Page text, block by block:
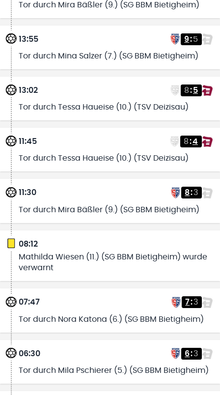
Tor durch Mira Bäßler (9.) (SG BBM Bietigheim)
13:55 9:5
Tor durch Mina Salzer (7.) (SG BBM Bietigheim)
13:02 8:5
Tor durch Tessa Haueise (10.) (TSV Deizisau)
11:45 8:4
Tor durch Tessa Haueise (10.) (TSV Deizisau)
11:30 8:3
Tor durch Mira Bäßler (9.) (SG BBM Bietigheim)
08:12
Mathilda Wiesen (11.) (SG BBM Bietigheim) wurde
verwarnt
07:47 7:3
Tor durch Nora Katona (6.) (SG BBM Bietigheim)
06:30 6:3
Tor durch Mila Pschierer (5.) (SG BBM Bietigheim)